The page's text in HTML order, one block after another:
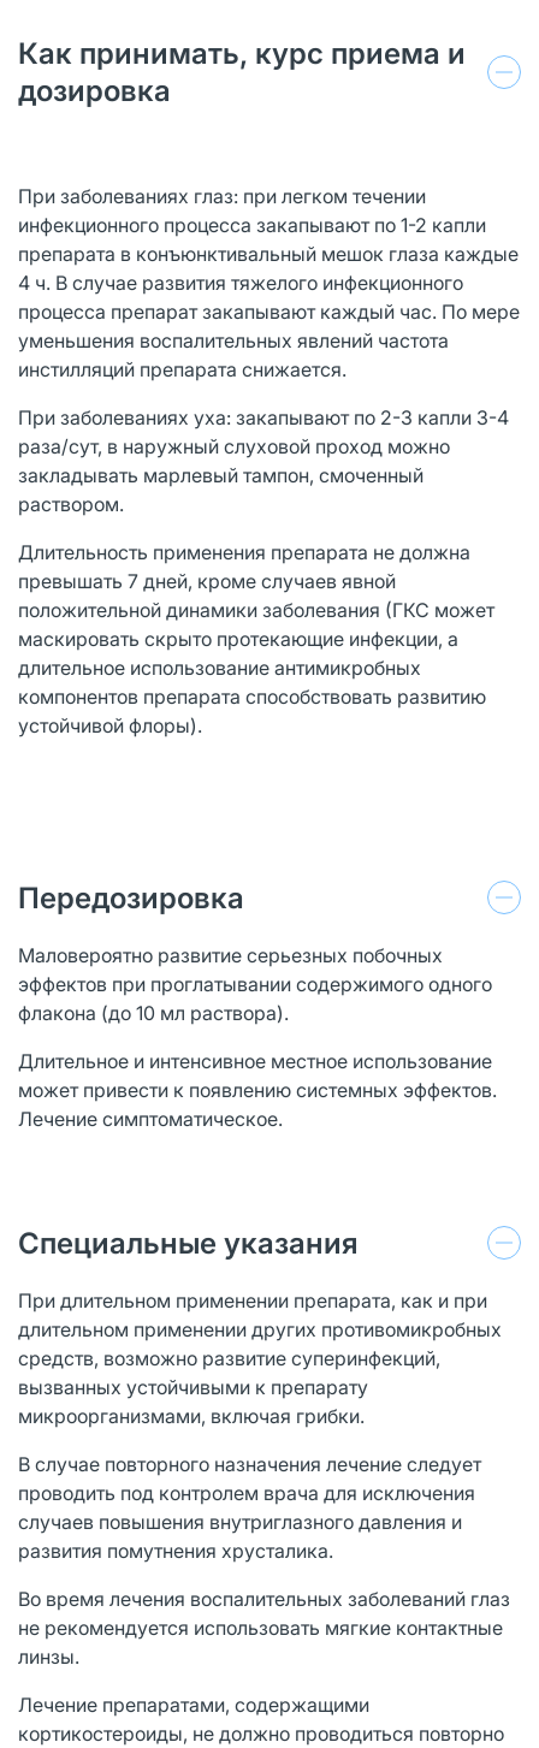
Как принимать, курс приема и
дозировка
При заболеваниях глаз: при легком течении
инфекционного процесса закапывают по 1-2 капли
препарата в конъюнктивальный мешок глаза каждые
4 ч. В случае развития тяжелого инфекционного
процесса препарат закапывают каждый час. По мере
уменьшения воспалительных явлений частота
инстилляций препарата снижается.
При заболеваниях уха: закапывают по 2-3 капли 3-4
раза/сут, в наружный слуховой проход можно
закладывать марлевый тампон, смоченный
раствором.
Длительность применения препарата не должна
превышать 7 дней, кроме случаев явной
положительной динамики заболевания (ГКС может
маскировать скрыто протекающие инфекции, а
длительное использование антимикробных
компонентов препарата способствовать развитию
устойчивой флоры).
Передозировка
Маловероятно развитие серьезных побочных
эффектов при проглатывании содержимого одного
флакона (до 10 мл раствора).
Длительное и интенсивное местное использование
может привести к появлению системных эффектов.
Лечение симптоматическое.
Специальные указания
При длительном применении препарата, как и при
длительном применении других противомикробных
средств, возможно развитие суперинфекций,
вызванных устойчивыми к препарату
микроорганизмами, включая грибки.
В случае повторного назначения лечение следует
проводить под контролем врача для исключения
случаев повышения внутриглазного давления и
развития помутнения хрусталика.
Во время лечения воспалительных заболеваний глаз
не рекомендуется использовать мягкие контактные
линзы.
Лечение препаратами, содержащими
кортикостероиды, не должно проводиться повторно